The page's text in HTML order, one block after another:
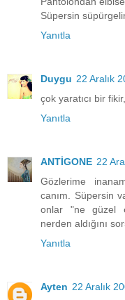
Süpersin
Yanıtla
Duygu 22 Aralık
çok yaratıcı bir
Yanıtla
ANTİGONE 22
Gözlerime
canım. Süpersin
onlar "ne güzel
nerden aldığını
Yanıtla
Ayten 22 Aralık